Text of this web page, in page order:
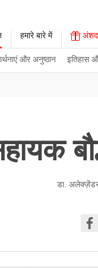
और अनुष्ठान इतिहास
हमारे बारे में
डा. अलेक्ज़ेंडर
on